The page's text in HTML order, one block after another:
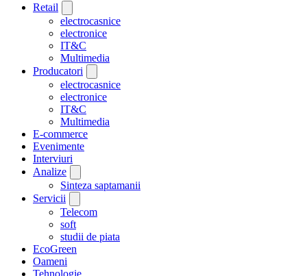
Retail
electrocasnice
electronice
IT&C
Multimedia
Producatori
electrocasnice
electronice
IT&C
Multimedia
E-commerce
Evenimente
Interviuri
Analize
Sinteza saptamanii
Servicii
Telecom
soft
studii de piata
EcoGreen
Oameni